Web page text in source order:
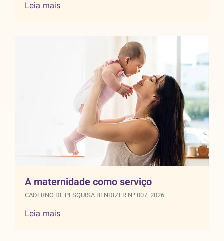
Leia mais
A maternidade como serviço
CADERNO DE PESQUISA BENDIZER Nº 007, 2026
Leia mais